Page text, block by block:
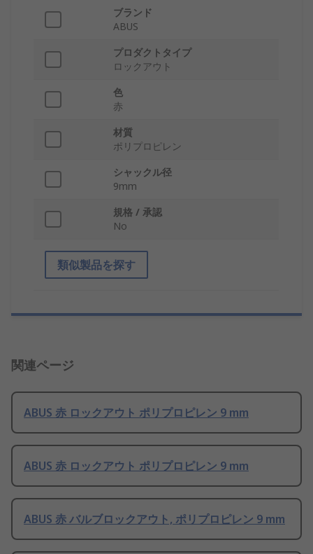
ブランド
ABUS
プロダクトタイプ
ロックアウト
色
赤
材質
ポリプロピレン
シャックル径
9mm
規格 / 承認
No
類似製品を探す
関連ページ
ABUS 赤 ロックアウト ポリプロピレン 9 mm
ABUS 赤 ロックアウト ポリプロピレン 9 mm
ABUS 赤 バルブロックアウト, ポリプロピレン 9 mm